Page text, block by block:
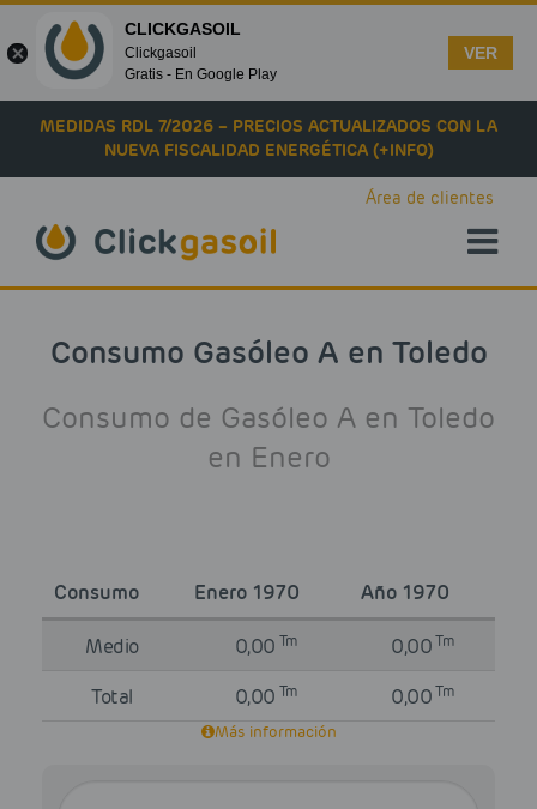
Skip to main content
MEDIDAS RDL 7/2026 – PRECIOS ACTUALIZADOS CON LA
NUEVA FISCALIDAD ENERGÉTICA (+INFO)
Área de clientes
Consumo Gasóleo A en Toledo
Consumo de Gasóleo A en Toledo
en Enero
Consumo Enero 1970 Año 1970
Medio 0,00 Tm 0,00 Tm
Total 0,00 Tm 0,00 Tm
Más información
CLICKGASOIL
Clickgasoil
Gratis - En Google Play
VER